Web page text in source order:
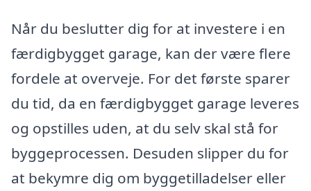
Når du beslutter dig for at investere i en
færdigbygget garage, kan der være flere
fordele at overveje. For det første sparer
du tid, da en færdigbygget garage leveres
og opstilles uden, at du selv skal stå for
byggeprocessen. Desuden slipper du for
at bekymre dig om byggetilladelser eller